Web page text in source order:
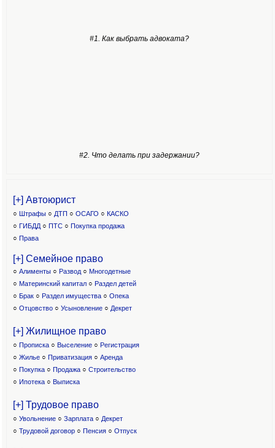
#1. Как выбрать адвоката?
#2. Что делать при задержании?
[+] Автоюрист
○ Штрафы ○ ДТП ○ ОСАГО ○ КАСКО
○ ГИБДД ○ ПТС ○ Покупка продажа
○ Права
[+] Семейное право
○ Алименты ○ Развод ○ Многодетные
○ Материнский капитал○ Раздел детей
○ Брак ○ Раздел имущества ○ Опека
○ Отцовство○ Усыновление ○ Декрет
[+] Жилищное право
○ Прописка ○ Выселение ○ Регистрация
○ Жилье ○ Приватизация ○ Аренда
○ Покупка ○ Продажа ○ Строительство
○ Ипотека ○ Выписка
[+] Трудовое право
○ Увольнение ○ Зарплата ○ Декрет
○ Трудовой договор ○ Пенсия ○ Отпуск